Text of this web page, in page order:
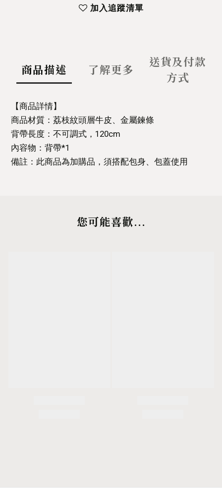
加入追蹤清單
商品描述 了解更多
送貨及付款
方式
【商品詳情】
商品材質：荔枝紋頭層牛皮、金屬鍊條
背帶長度：不可調式，120cm
內容物：背帶*1
備註：此商品為加購品，須搭配包身、包蓋使用
您可能喜歡...